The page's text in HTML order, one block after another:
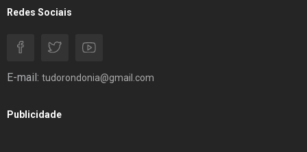
Redes Sociais
E-mail: tudorondonia@gmail.com
Publicidade